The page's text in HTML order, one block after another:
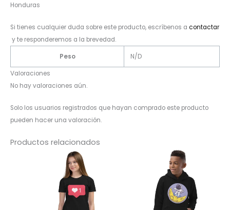
Honduras
Si tienes cualquier duda sobre este producto, escríbenos a contactar
y te responderemos a la brevedad.
Peso N/D
Valoraciones
No hay valoraciones aún.
Solo los usuarios registrados que hayan comprado este producto
pueden hacer una valoración.
Productos relacionados